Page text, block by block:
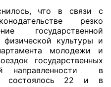
что в связи с
резко
государственной
культуры и
молодежи и
государственных
направленности в
состоялось 22 и в